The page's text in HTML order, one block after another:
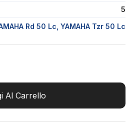
5
Rd 50 Lc, YAMAHA Tzr 50 Lc
Al Carrello